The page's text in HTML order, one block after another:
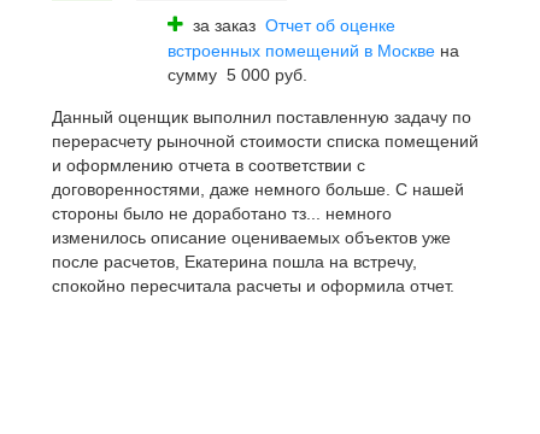
за заказ Отчет об оценке
встроенных помещений в Москве на
сумму 5 000 руб.
Данный оценщик выполнил поставленную задачу по
перерасчету рыночной стоимости списка помещений
и оформлению отчета в соответствии с
договоренностями, даже немного больше. С нашей
стороны было не доработано тз... немного
изменилось описание оцениваемых объектов уже
после расчетов, Екатерина пошла на встречу,
спокойно пересчитала расчеты и оформила отчет.